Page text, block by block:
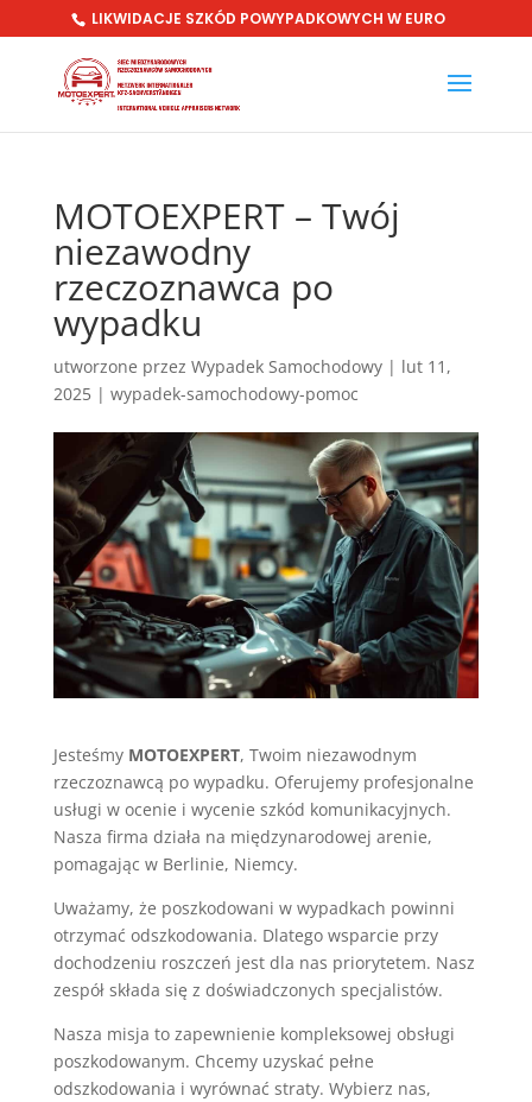
LIKWIDACJE SZKÓD POWYPADKOWYCH W EURO
MOTOEXPERT – Twój
niezawodny
rzeczoznawca po
wypadku
utworzone przez Wypadek Samochodowy| lut 11,
2025| wypadek-samochodowy-pomoc
Jesteśmy MOTOEXPERT, Twoim niezawodnym
rzeczoznawcą po wypadku. Oferujemy profesjonalne
usługi w ocenie i wycenie szkód komunikacyjnych.
Nasza firma działa na międzynarodowej arenie,
pomagając w Berlinie, Niemcy.
Uważamy, że poszkodowani w wypadkach powinni
otrzymać odszkodowania. Dlatego wsparcie przy
dochodzeniu roszczeń jest dla nas priorytetem. Nasz
zespół składa się z doświadczonych specjalistów.
Nasza misja to zapewnienie kompleksowej obsługi
poszkodowanym. Chcemy uzyskać pełne
odszkodowania i wyrównać straty. Wybierz nas,